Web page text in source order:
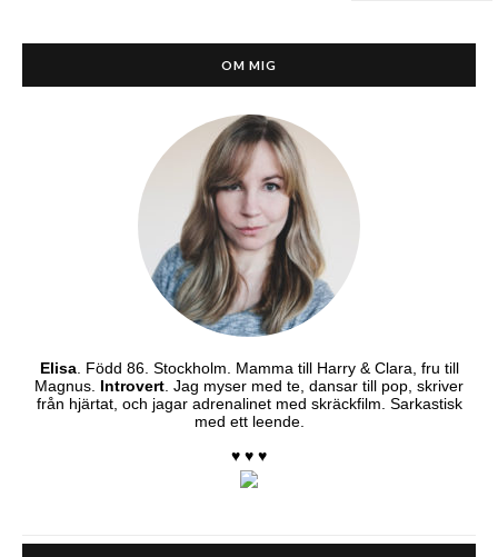
OM MIG
Elisa. Född 86. Stockholm. Mamma till Harry & Clara, fru till
Magnus. Introvert . Jag myser med te, dansar till pop, skriver
från hjärtat, och jagar adrenalinet med skräckfilm. Sarkastisk
med ett leende.
♥ ♥ ♥